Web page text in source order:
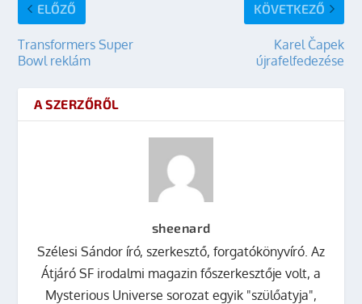
ELŐZŐ
Transformers Super
Bowl reklám
KÖVETKEZŐ
Karel Čapek
újrafelfedezése
A SZERZŐRŐL
sheenard
Szélesi Sándor író, szerkesztő, forgatókönyvíró. Az
Átjáró SF irodalmi magazin főszerkesztője volt, a
Mysterious Universe sorozat egyik "szülőatyja",